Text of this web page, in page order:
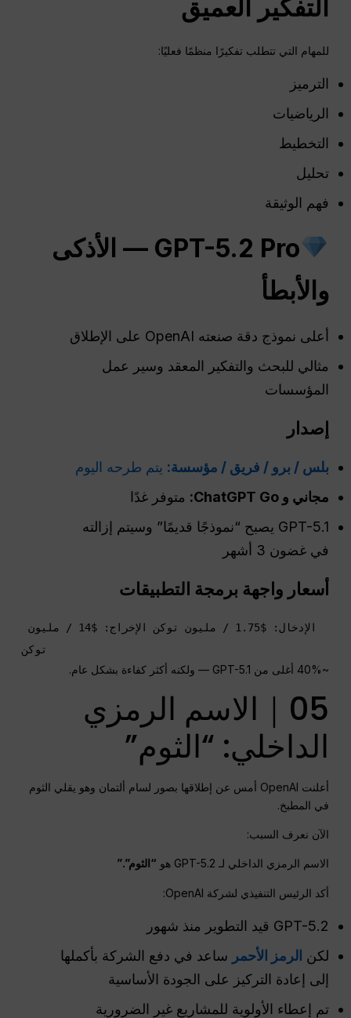
التفكير العميق
للمهام التي تتطلب تفكيرًا منظمًا فعليًا:
الترميز
الرياضيات
التخطيط
تحليل
فهم الوثيقة
GPT-5.2 Pro — الأذكى
والأبطأ
أعلى نموذج دقة صنعته OpenAI على الإطلاق
مثالي للبحث والتفكير المعقد وسير عمل
المؤسسات
إصدار
بلس / برو / فريق / مؤسسة: يتم طرحه اليوم
مجاني و ChatGPT Go:
متوفر غدًا
GPT-5.1 يصبح “نموذجًا قديمًا” وسيتم إزالته
في غضون 3 أشهر
أسعار واجهة برمجة التطبيقات
الإدخال: $1.75 / مليون توكن الإخراج: $14 / مليون
توكن
~40% أغلى من GPT-5.1 — ولكنه أكثر كفاءة بشكل عام.
05｜الاسم الرمزي
الداخلي: “الثوم”
أعلنت OpenAI أمس عن إطلاقها بصور لسام ألتمان وهو يقلي الثوم
في المطبخ.
الآن نعرف السبب:
الاسم الرمزي الداخلي لـ GPT-5.2 هو “الثوم”.”
أكد الرئيس التنفيذي لشركة OpenAI:
GPT-5.2 قيد التطوير منذ شهور
لكن الرمز الأحمر ساعد في دفع الشركة بأكملها
إلى إعادة التركيز على الجودة الأساسية
تم إعطاء الأولوية للمشاريع غير الضرورية